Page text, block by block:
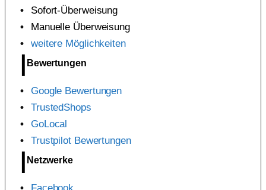
Sofort-Überweisung
Manuelle Überweisung
weitere Möglichkeiten
Bewertungen
Google Bewertungen
TrustedShops
GoLocal
Trustpilot Bewertungen
Netzwerke
Facebook